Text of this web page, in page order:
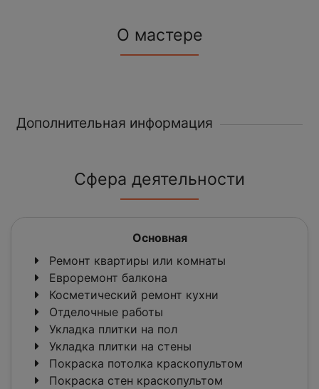
О мастере
Дополнительная информация
Сфера деятельности
Основная
Ремонт квартиры или комнаты
Евроремонт балкона
Косметический ремонт кухни
Отделочные работы
Укладка плитки на пол
Укладка плитки на стены
Покраска потолка краскопультом
Покраска стен краскопультом